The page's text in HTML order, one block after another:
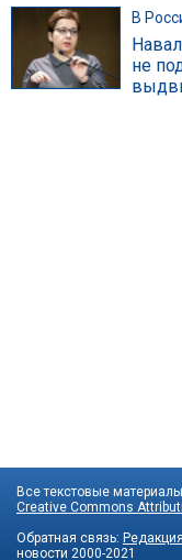
В
не
Все текстовые
Creative Commons
Обратная связь:
новости 2000-2021